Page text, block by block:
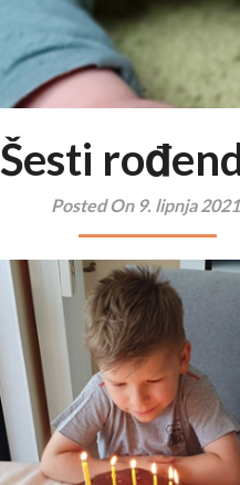
Šesti
Posted On 9. lipnja